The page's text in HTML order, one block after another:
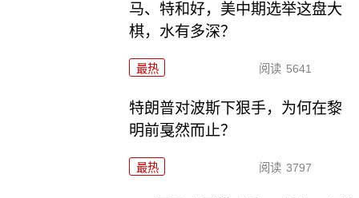
马、特和好，美中期选举这盘大
棋，水有多深？
最热 阅读 5641
特朗普对波斯下狠手，为何在黎
明前戛然而止？
最热 阅读 3797